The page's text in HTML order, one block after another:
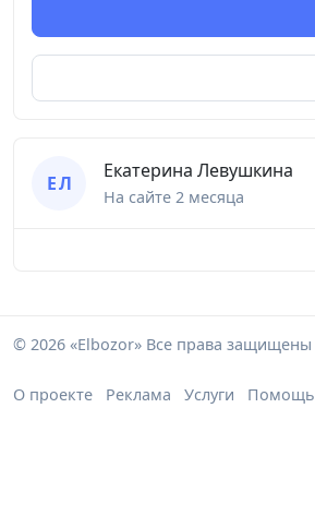
Е Л
Екатерина Левушкина
На сайте 2 месяца
© 2026 «Elbozor» Все права защищены
О проекте Реклама Услуги Помощь